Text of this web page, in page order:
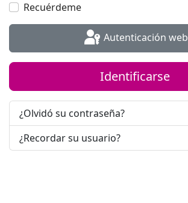
Recuérdeme
Autenticación web
Identificarse
¿Olvidó su contraseña?
¿Recordar su usuario?